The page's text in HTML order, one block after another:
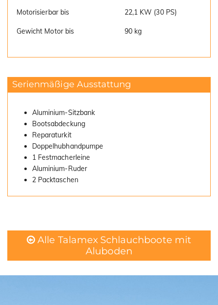
Motorisierbar bis 22,1 KW (30 PS)
Gewicht Motor bis 90 kg
Serienmäßige Ausstattung
Aluminium-Sitzbank
Bootsabdeckung
Reparaturkit
Doppelhubhandpumpe
1 Festmacherleine
Aluminium-Ruder
2 Packtaschen
Alle Talamex Schlauchboote mit
Aluboden